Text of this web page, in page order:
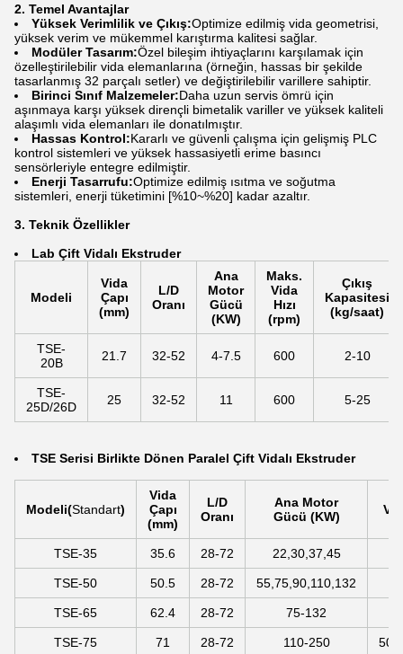
2. Temel Avantajlar
Yüksek Verimlilik ve Çıkış:Optimize edilmiş vida geometrisi,
yüksek verim ve mükemmel karıştırma kalitesi sağlar.
Modüler Tasarım:Özel bileşim ihtiyaçlarını karşılamak için
özelleştirilebilir vida elemanlarına (örneğin, hassas bir şekilde
tasarlanmış 32 parçalı setler) ve değiştirilebilir varillere sahiptir.
Birinci Sınıf Malzemeler:Daha uzun servis ömrü için
aşınmaya karşı yüksek dirençli bimetalik variller ve yüksek kaliteli
alaşımlı vida elemanları ile donatılmıştır.
Hassas Kontrol:Kararlı ve güvenli çalışma için gelişmiş PLC
kontrol sistemleri ve yüksek hassasiyetli erime basıncı
sensörleriyle entegre edilmiştir.
Enerji Tasarrufu:Optimize edilmiş ısıtma ve soğutma
sistemleri, enerji tüketimini [%10~%20] kadar azaltır.
3. Teknik Özellikler
Lab Çift Vidalı Ekstruder
Modeli
Vida
Çapı
(mm)
L/D
Oranı
Ana
Motor
Gücü
(KW)
Maks.
Vida
Hızı
(rpm)
Çıkış
Kapasitesi
(kg/saat)
TSE-
20B
21.7 32-52 4-7.5 600 2-10
TSE-
25D/26D
25 32-52 11 600 5-25
TSE Serisi Birlikte Dönen Paralel Çift Vidalı Ekstruder
Modeli(Standart)
Vida
Çapı
(mm)
L/D
Oranı
Ana Motor
Gücü (KW)
TSE-35 35.6 28-72 22,30,37,45
TSE-50 50.5 28-72 55,75,90,110,132
TSE-65 62.4 28-72 75-132
TSE-75 71 28-72 110-250